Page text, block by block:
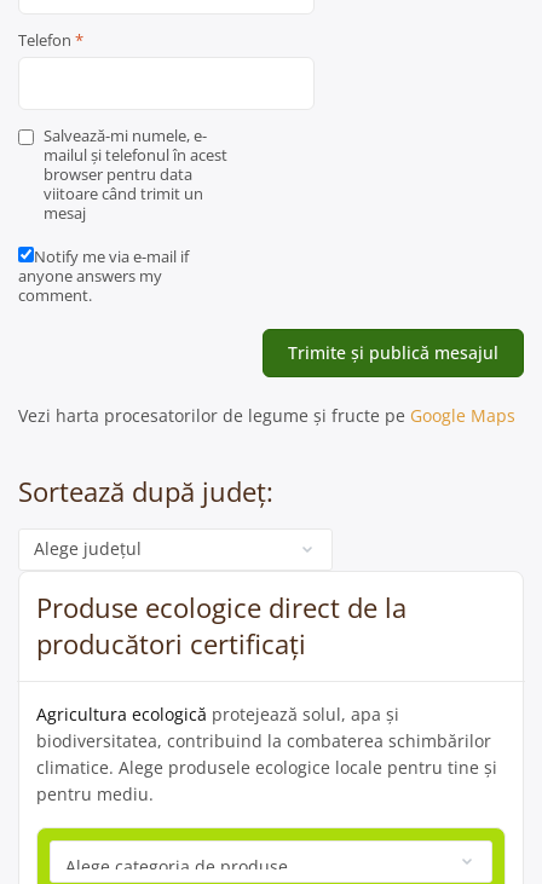
Telefon *
Salvează-mi numele, e-
mailul și telefonul în acest
browser pentru data
viitoare când trimit un
mesaj
Notify me via e-mail if
anyone answers my
comment.
Vezi harta procesatorilor de legume și fructe pe Google Maps
Sortează după județ:
Categorie
Produse ecologice direct de la
producători certificați
Agricultura ecologică protejează solul, apa și
biodiversitatea, contribuind la combaterea schimbărilor
climatice. Alege produsele ecologice locale pentru tine și
pentru mediu.